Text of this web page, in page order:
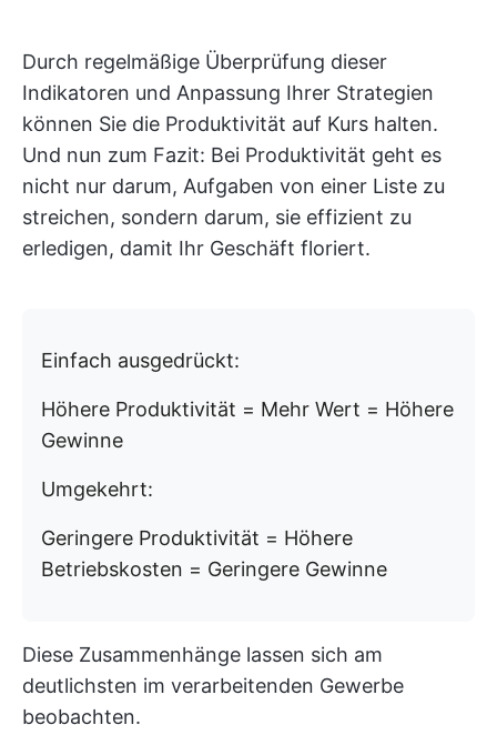
Durch regelmäßige Überprüfung dieser
Indikatoren und Anpassung Ihrer Strategien
können Sie die Produktivität auf Kurs halten.
Und nun zum Fazit: Bei Produktivität geht es
nicht nur darum, Aufgaben von einer Liste zu
streichen, sondern darum, sie effizient zu
erledigen, damit Ihr Geschäft floriert.
Einfach ausgedrückt:
Höhere Produktivität = Mehr Wert = Höhere
Gewinne
Umgekehrt:
Geringere Produktivität = Höhere
Betriebskosten = Geringere Gewinne
Diese Zusammenhänge lassen sich am
deutlichsten im verarbeitenden Gewerbe
beobachten.